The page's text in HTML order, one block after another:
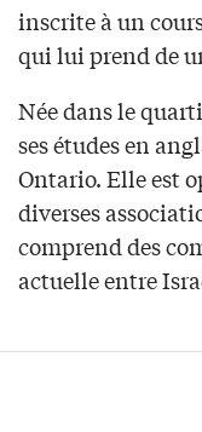
inscrite à un
qui lui prend de
Née dans le
ses études en
Ontario. Elle est
diverses
comprend des
actuelle entre